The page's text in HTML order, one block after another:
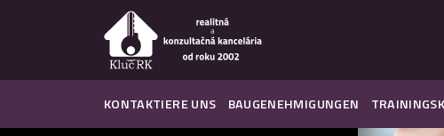
KONTAKTIERE UNS BAUGENEHMIGUNGEN